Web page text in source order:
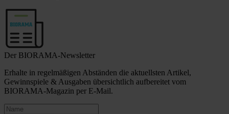
Der BIORAMA-Newsletter
Erhalte in regelmäßigen Abständen die aktuellsten Artikel,
Gewinnspiele & Ausgaben übersichtlich aufbereitet vom
BIORAMA-Magazin per E-Mail.